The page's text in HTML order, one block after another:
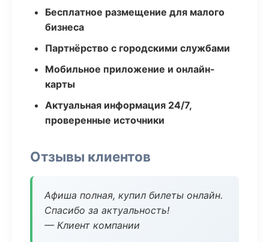
Бесплатное размещение для малого
бизнеса
Партнёрство с городскими службами
Мобильное приложение и онлайн-
карты
Актуальная информация 24/7,
проверенные источники
Отзывы клиентов
Афиша полная, купил билеты онлайн.
Спасибо за актуальность!
— Клиент компании